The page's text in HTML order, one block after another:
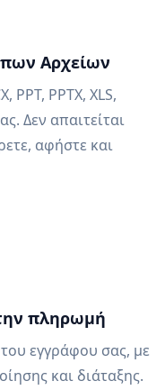
Αρχείων
PPT, PPTX, XLS,
Δεν απαιτείται
αφήστε και
πληρωμή
εγγράφου σας, με
και διάταξης.